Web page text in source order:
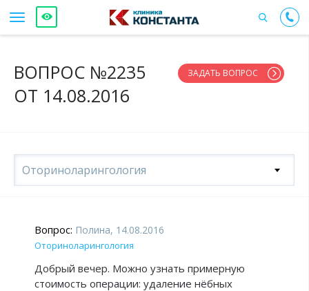
ВОПРОС №2235
ОТ 14.08.2016
ЗАДАТЬ ВОПРОС
Оториноларингология
Вопрос: Полина, 14.08.2016
Оториноларингология
Добрый вечер. Можно узнать примерную
стоимость операции: удаление нёбных